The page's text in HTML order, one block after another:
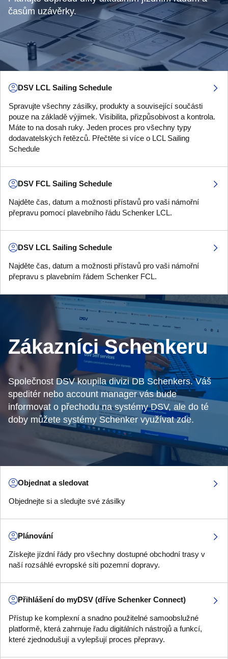
časům uzávěrky.
DSV LCL Sailing Schedule
Spravujte všechny zásilky, produkty a související součásti
pouze na základě výjimek. Visibilita, přizpůsobivost a kontrola.
Máte to na dosah ruky. Jeden proces pro všechny typy
dodavatelských řetězců. Přečtěte si více o LCL Sailing
Schedule
DSV FCL Sailing Schedule
Najděte čas, datum a možnosti přístavů pro vaši námořní
přepravu pomocí plavebního řádu Schenker LCL.
DSV LCL Sailing Schedule
Najděte čas, datum a možnosti přístavů pro vaši námořní
přepravu s plavebním řádem Schenker FCL.
Zákazníci Schenkeru
Společnost DSV koupila divizi DB Schenkers. Váš
speditér nebo account manager vás bude
informovat o přechodu na systémy DSV, ale do té
doby můžete systémy Schenker využívat zde.
Objednat a sledovat
Objednejte si a sledujte své zásilky
Plánování
Získejte jízdní řády pro všechny dostupné obchodní trasy v
naší rozsáhlé evropské síti pozemní dopravy.
Přihlášení do myDSV (dříve Schenker Connect)
Přístup ke komplexní a snadno použitelné samoobslužné
platformě, která zahrnuje řadu digitálních nástrojů a funkcí,
které zjednodušují a vylepšují proces přepravy.